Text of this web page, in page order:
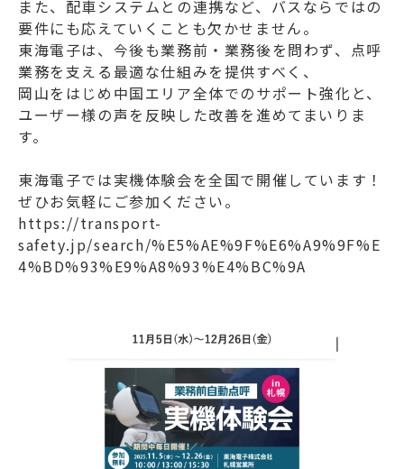
また、配車システムとの連携など、バスならではの
要件にも応えていくことも欠かせません。
東海電子は、今後も業務前・業務後を問わず、点呼
業務を支える最適な仕組みを提供すべく、
岡山をはじめ中国エリア全体でのサポート強化と、
ユーザー様の声を反映した改善を進めてまいりま
す。
東海電子では実機体験会を全国で開催しています！
ぜひお気軽にご参加ください。
https://transport-
safety.jp/search/%E5%AE%9F%E6%A9%9F%E
4%BD%93%E9%A8%93%E4%BC%9A